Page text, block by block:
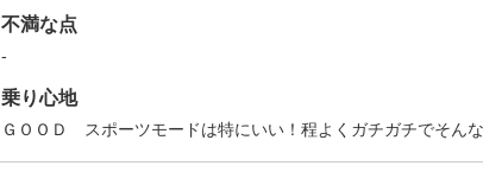
不満な点
-
乗り心地
ＧＯＯＤ スポーツモードは特にいい！程よくガチガチでそん